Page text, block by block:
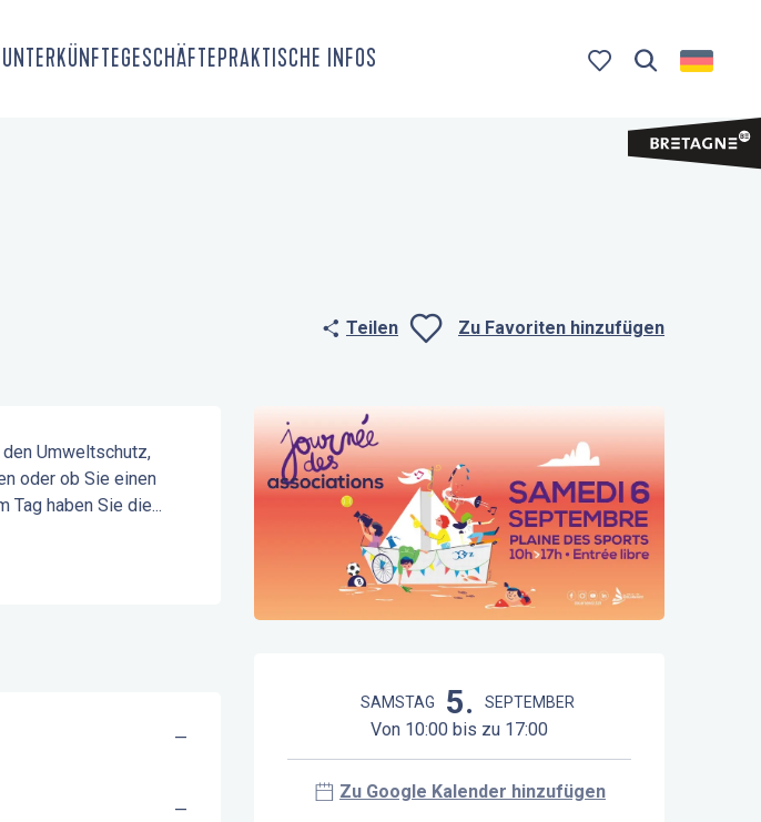
UNTERKÜNFTEGESCHÄFTEPRAKTISCHE INFOS
Teilen Zu Favoriten hinzufügen
Öffnungszeiten & Kontaktdaten
SAMSTAG 5. SEPTEMBER
Von 10:00 bis zu 17:00
Zu Google Kalender hinzufügen
Umweltschutz,
oder ob Sie einen
haben Sie die...
—
—